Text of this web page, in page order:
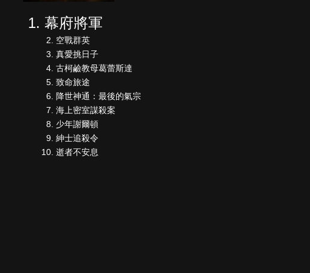
幕府將軍
空戰群英
真愛挑日子
古柯鹼教母葛蕾斯達
致命旅途
降世神通：最後的氣宗
海上密室謀殺案
少年謝爾頓
紳士追殺令
逝者不安息